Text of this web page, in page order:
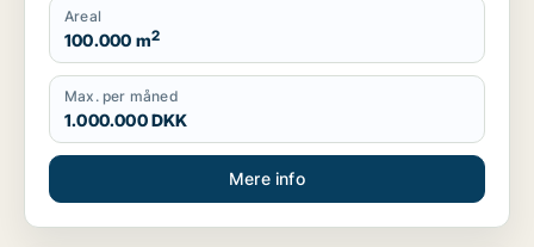
Areal
100.000 m2
Max. per måned
1.000.000 DKK
Mere info